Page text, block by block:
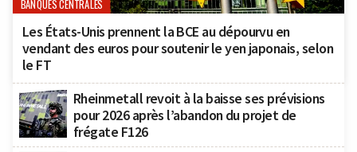
BANQUES CENTRALES
Les États-Unis prennent la BCE au dépourvu en
vendant des euros pour soutenir le yen japonais, selon
le FT
Rheinmetall revoit à la baisse ses prévisions
pour 2026 après l’abandon du projet de
frégate F126